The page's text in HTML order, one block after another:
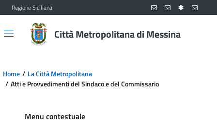
Vai al contenuto principale
Vai al menu principale
Regione Siciliana
Città Metropolitana di Messina
Home
La Città Metropolitana
Atti e Provvedimenti del Sindaco e del Commissario
Menu contestuale